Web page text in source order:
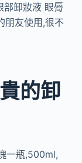
部卸妝液 眼脣
朋友使用,很不
的卸
一瓶,500ml,